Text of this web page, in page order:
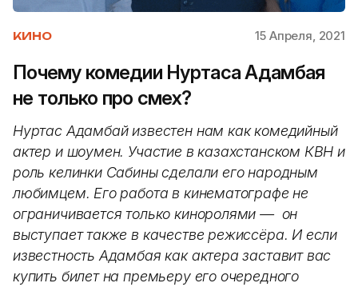
КИНО 15 Апреля, 2021
Почему комедии Нуртаса Адамбая
не только про смех?
Нуртас Адамбай известен нам как комедийный
актер и шоумен. Участие в казахстанском КВН и
роль келинки Сабины сделали его народным
любимцем. Его работа в кинематографе не
ограничивается только киноролями — он
выступает также в качестве режиссёра. И если
известность Адамбая как актера заставит вас
купить билет на премьеру его очередного